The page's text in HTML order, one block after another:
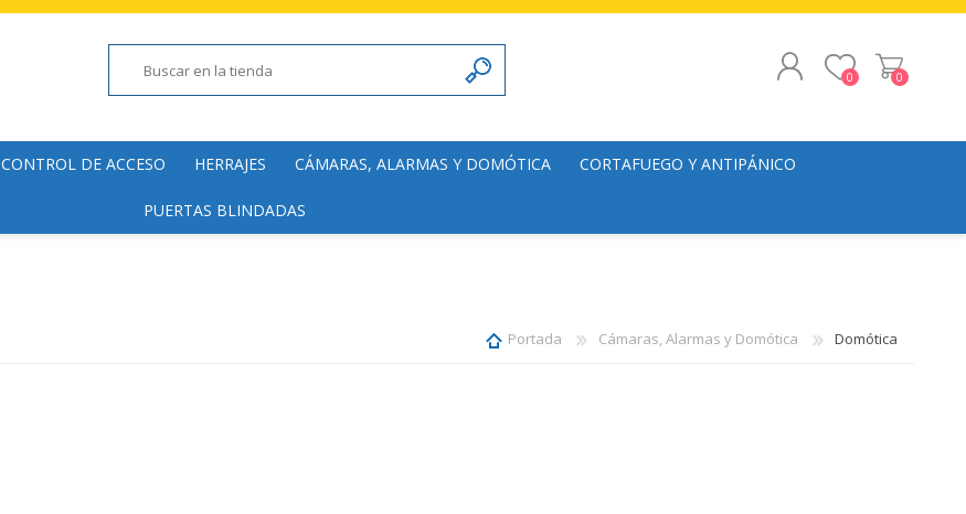
REGISTRO
0 0
CONTROL DE ACCESO
Lectoras
HERRAJES
Manillas y Pomos
CÁMARAS, ALARMAS Y DOMÓTICA
Cámaras de fácil instalación
CORTAFUEGO Y ANTIPÁNICO
Puertas
PUERTAS BLINDADAS
Portada Cámaras, Alarmas y Domótica Domótica